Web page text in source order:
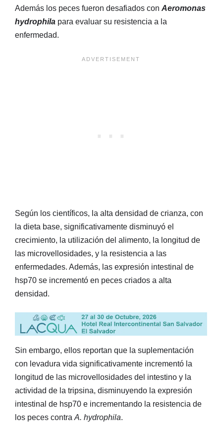
Además los peces fueron desafiados con Aeromonas
hydrophila para evaluar su resistencia a la
enfermedad.
Según los científicos, la alta densidad de crianza, con
la dieta base, significativamente disminuyó el
crecimiento, la utilización del alimento, la longitud de
las microvellosidades, y la resistencia a las
enfermedades. Además, las expresión intestinal de
hsp70 se incrementó en peces criados a alta
densidad.
Sin embargo, ellos reportan que la suplementación
con levadura vida significativamente incrementó la
longitud de las microvellosidades del intestino y la
actividad de la tripsina, disminuyendo la expresión
intestinal de hsp70 e incrementando la resistencia de
los peces contraA. hydrophila.